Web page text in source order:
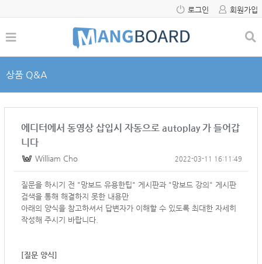
로그인 회원가입
상품 Q&A
에디터에서 동영상 삽입시 자동으로 autoplay 가 들어갑
니다
William Cho 2022-03-11 16:11:49
질문을 하시기 전 "망보드 유용한팁" 게시판과 "망보드 강의" 게시판
검색을 통해 해결하지 못한 내용만
아래의 양식을 참고하셔서 답변자가 이해할 수 있도록 최대한 자세히
작성해 주시기 바랍니다.
[질문 양식]